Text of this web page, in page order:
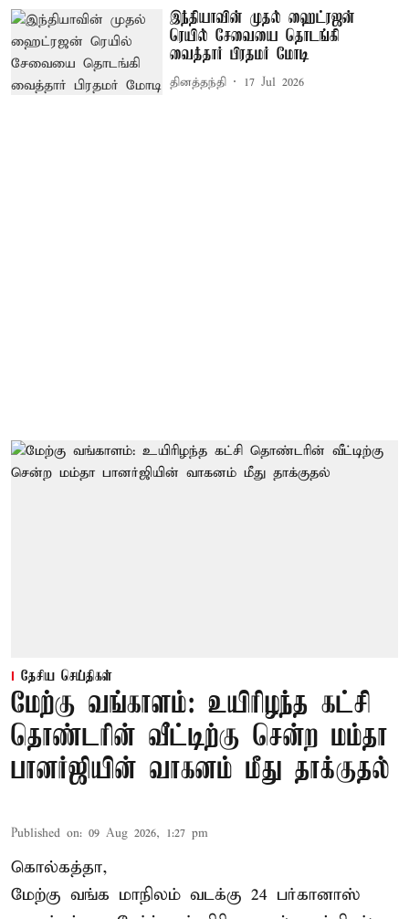
இந்தியாவின் முதல் ஹைட்ரஜன்
ரெயில் சேவையை தொடங்கி
வைத்தார் பிரதமர் மோடி
தினத்தந்தி 17 Jul 2026
தேசிய செய்திகள்
மேற்கு வங்காளம்: உயிரிழந்த கட்சி
தொண்டரின் வீட்டிற்கு சென்ற மம்தா
பானர்ஜியின் வாகனம் மீது தாக்குதல்
Published on: 09 Aug 2026, 1:27 pm
கொல்கத்தா,
மேற்கு வங்க மாநிலம் வடக்கு 24 பர்கானாஸ்